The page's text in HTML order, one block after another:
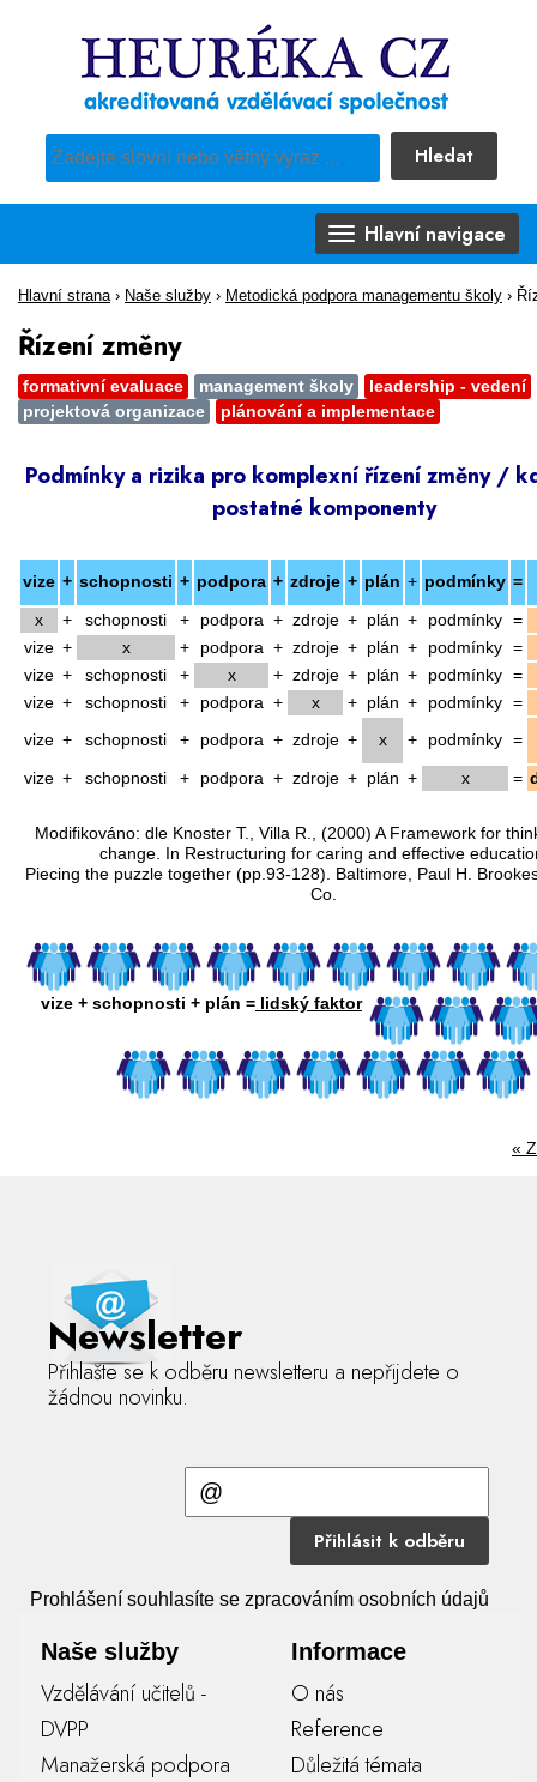
Hledat
Pro vyhledávání obsahu webu použijte předdefinovaný výběr
Hlavní navigace
Hlavní strana › Naše služby › Metodická podpora managementu školy ›
Řízení změny
formativní evaluace management školy
leadership - vedení
projektová organizace
plánování a implementace
Podmínky a rizika pro komplexní řízení změny /
postatné komponenty
vize + schopnosti + podpora + zdroje + plán + podmínky =
x
+ schopnosti + podpora + zdroje + plán + podmínky =
vize + x + podpora + zdroje + plán + podmínky =
vize + schopnosti + x + zdroje + plán + podmínky =
vize + schopnosti + podpora + x + plán + podmínky =
vize + schopnosti + podpora + zdroje + x + podmínky =
vize + schopnosti + podpora + zdroje + plán + x =
Modifikováno: dle Knoster T., Villa R., (2000) A Framework for
change. In Restructuring for caring and effective
Piecing the puzzle together (pp.93-128). Baltimore, Paul H.
Co.
vize + schopnosti + plán = lidský faktor
«
Newsletter
Přihlašte se k odběru newsletteru a nepřijdete o
žádnou novinku.
Přihlásit k odběru
Prohlášení souhlasíte se zpracováním osobních údajů
Naše služby
Vzdělávání učitelů -
DVPP
Manažerská podpora
Informace
O nás
Reference
Důležitá témata